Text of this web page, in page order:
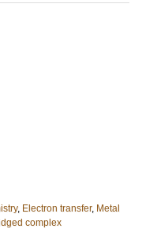
, Electron transfer, Metal
complex